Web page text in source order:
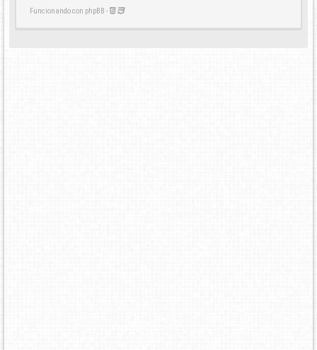
Funcionando con phpBB -